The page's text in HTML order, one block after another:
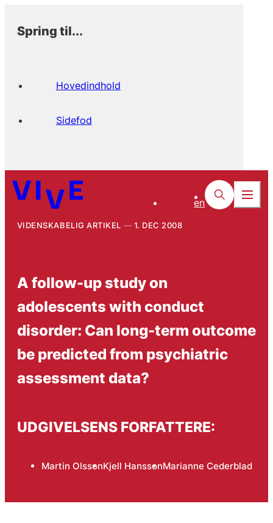
Spring til...
Hovedindhold
Sidefod
en
VIDENSKABELIG ARTIKEL 1. DEC 2008
A follow-up study on
adolescents with conduct
disorder: Can long-term outcome
be predicted from psychiatric
assessment data?
UDGIVELSENS FORFATTERE:
Martin OlssonKjell HanssonMarianne Cederblad